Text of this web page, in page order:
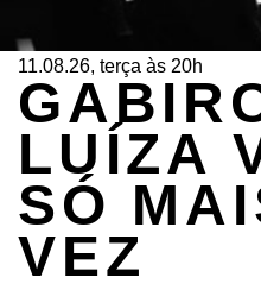
11.08.26, terça às 20h
LUÍZA
SÓ
VEZ